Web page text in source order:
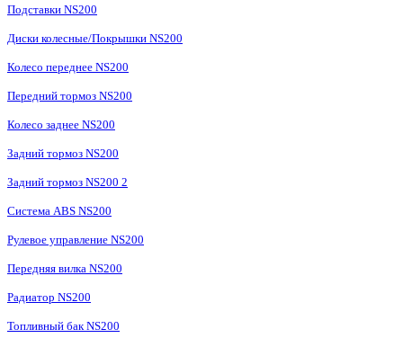
Подставки NS200
Диски колесные/Покрышки NS200
Колесо переднее NS200
Передний тормоз NS200
Колесо заднее NS200
Задний тормоз NS200
Задний тормоз NS200 2
Система ABS NS200
Рулевое управление NS200
Передняя вилка NS200
Радиатор NS200
Топливный бак NS200